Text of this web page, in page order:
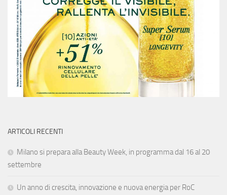
ARTICOLI RECENTI
Milano si prepara alla Beauty Week, in programma dal 16 al 20
settembre
Un anno di crescita, innovazione e nuova energia per RoC